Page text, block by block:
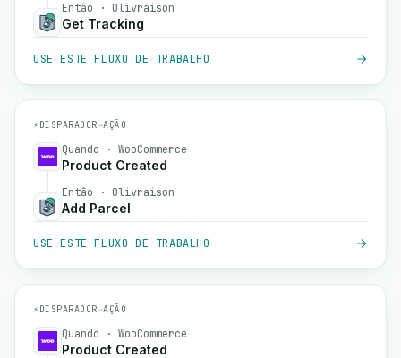
Então · Olivraison
Get Tracking
USE ESTE FLUXO DE TRABALHO
⚡ DISPARADOR→AÇÃO
Quando · WooCommerce
Product Created
Então · Olivraison
Add Parcel
USE ESTE FLUXO DE TRABALHO
⚡ DISPARADOR→AÇÃO
Quando · WooCommerce
Product Created